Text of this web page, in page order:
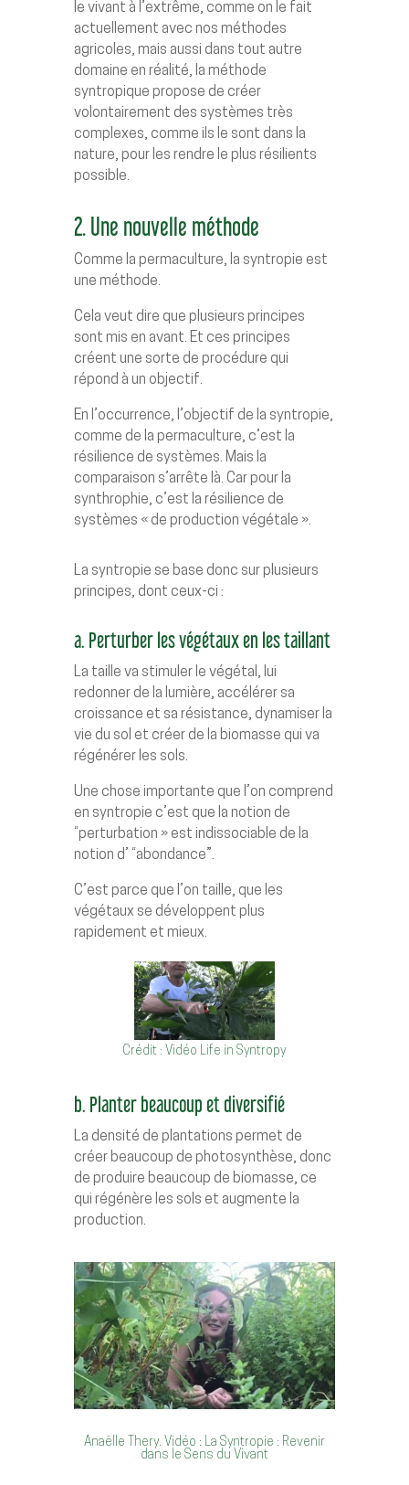
le vivant à l’extrême, comme on le fait
actuellement avec nos méthodes
agricoles, mais aussi dans tout autre
domaine en réalité, la méthode
syntropique propose de créer
volontairement des systèmes très
complexes, comme ils le sont dans la
nature, pour les rendre le plus résilients
possible.
2. Une nouvelle méthode
Comme la permaculture, la syntropie est
une méthode.
Cela veut dire que plusieurs principes
sont mis en avant. Et ces principes
créent une sorte de procédure qui
répond à un objectif.
En l’occurrence, l’objectif de la syntropie,
comme de la permaculture, c’est la
résilience de systèmes. Mais la
comparaison s’arrête là. Car pour la
synthrophie, c’est la résilience de
systèmes « de production végétale ».
La syntropie se base donc sur plusieurs
principes, dont ceux-ci :
a. Perturber les végétaux en les taillant
La taille va stimuler le végétal, lui
redonner de la lumière, accélérer sa
croissance et sa résistance, dynamiser la
vie du sol et créer de la biomasse qui va
régénérer les sols.
Une chose importante que l’on comprend
en syntropie c’est que la notion de
“perturbation » est indissociable de la
notion d’ “abondance”.
C’est parce que l’on taille, que les
végétaux se développent plus
rapidement et mieux.
Crédit : Vidéo Life in Syntropy
b. Planter beaucoup et diversifié
La densité de plantations permet de
créer beaucoup de photosynthèse, donc
de produire beaucoup de biomasse, ce
qui régénère les sols et augmente la
production.
Anaëlle Thery. Vidéo : La Syntropie : Revenir
dans le Sens du Vivant